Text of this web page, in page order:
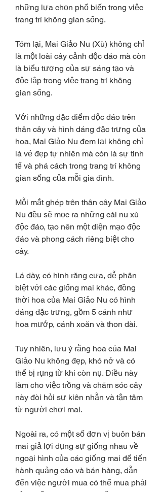
những lựa chọn phổ biến trong việc
trang trí không gian sống.
Tóm lại, Mai Giảo Nu (Xù) không chỉ
là một loài cây cảnh độc đáo mà còn
là biểu tượng của sự sáng tạo và
độc lập trong việc trang trí không
gian sống.
Với những đặc điểm độc đáo trên
thân cây và hình dáng đặc trưng của
hoa, Mai Giảo Nu đem lại không chỉ
là vẻ đẹp tự nhiên mà còn là sự tinh
tế và phá cách trong trang trí không
gian sống của mỗi gia đình.
Mỗi mắt ghép trên thân cây Mai Giảo
Nu đều sẽ mọc ra những cái nu xù
độc đáo, tạo nên một diện mạo độc
đáo và phong cách riêng biệt cho
cây.
Lá dày, có hình răng cưa, dễ phân
biệt với các giống mai khác, đồng
thời hoa của Mai Giảo Nu có hình
dáng đặc trưng, gồm 5 cánh như
hoa mướp, cánh xoăn và thon dài.
Tuy nhiên, lưu ý rằng hoa của Mai
Giảo Nu không đẹp, khó nở và có
thể bị rụng từ khi còn nụ. Điều này
làm cho việc trồng và chăm sóc cây
này đòi hỏi sự kiên nhẫn và tận tâm
từ người chơi mai.
Ngoài ra, có một số đơn vị buôn bán
mai giả lợi dụng sự giống nhau về
ngoại hình của các giống mai để tiến
hành quảng cáo và bán hàng, dẫn
đến việc người mua có thể mua phải